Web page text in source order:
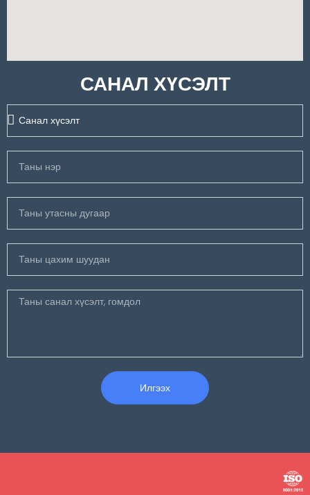
САНАЛ ХҮСЭЛТ
Илгээх